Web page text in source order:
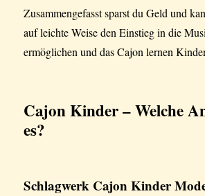
Zusammengefasst sparst du Geld und
auf leichte Weise den Einstieg in die
ermöglichen und das Cajon lernen
Cajon Kinder – Welche
es?
Schlagwerk Cajon Kinder